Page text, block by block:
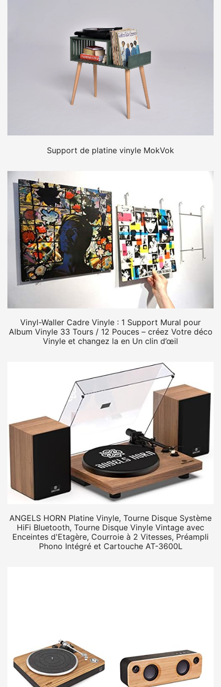
Support de platine vinyle MokVok
Vinyl-Waller Cadre Vinyle : 1 Support Mural pour
Album Vinyle 33 Tours / 12 Pouces – créez Votre déco
Vinyle et changez la en Un clin d’œil
ANGELS HORN Platine Vinyle, Tourne Disque Système
HiFi Bluetooth, Tourne Disque Vinyle Vintage avec
Enceintes d'Etagère, Courroie à 2 Vitesses, Préampli
Phono Intégré et Cartouche AT-3600L